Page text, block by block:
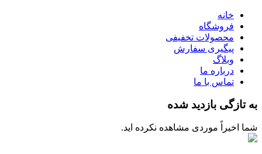
خانه
فروشگاه
محصولات تخفیفی
پیگیری سفارش
وبلاگ
درباره ما
تماس با ما
به تازگی بازدید شده
شما اخیراً موردی مشاهده نکرده اید.